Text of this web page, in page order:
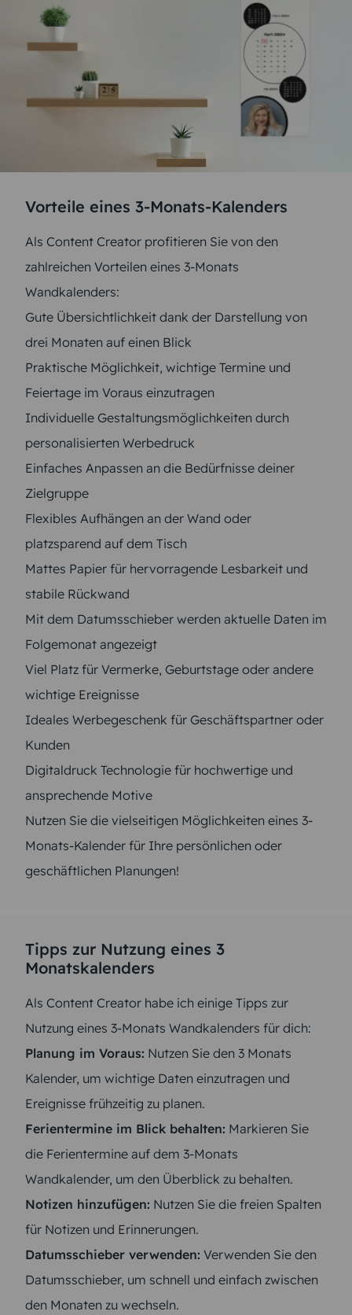
Vorteile eines 3-Monats-Kalenders
Als Content Creator profitieren Sie von den
zahlreichen Vorteilen eines 3-Monats
Wandkalenders:
Gute Übersichtlichkeit dank der Darstellung von
drei Monaten auf einen Blick
Praktische Möglichkeit, wichtige Termine und
Feiertage im Voraus einzutragen
Individuelle Gestaltungsmöglichkeiten durch
personalisierten Werbedruck
Einfaches Anpassen an die Bedürfnisse deiner
Zielgruppe
Flexibles Aufhängen an der Wand oder
platzsparend auf dem Tisch
Mattes Papier für hervorragende Lesbarkeit und
stabile Rückwand
Mit dem Datumsschieber werden aktuelle Daten im
Folgemonat angezeigt
Viel Platz für Vermerke, Geburtstage oder andere
wichtige Ereignisse
Ideales Werbegeschenk für Geschäftspartner oder
Kunden
Digitaldruck Technologie für hochwertige und
ansprechende Motive
Nutzen Sie die vielseitigen Möglichkeiten eines 3-
Monats-Kalender für Ihre persönlichen oder
geschäftlichen Planungen!
Tipps zur Nutzung eines 3
Monatskalenders
Als Content Creator habe ich einige Tipps zur
Nutzung eines 3-Monats Wandkalenders für dich:
Planung im Voraus: Nutzen Sie den 3 Monats
Kalender, um wichtige Daten einzutragen und
Ereignisse frühzeitig zu planen.
Ferientermine im Blick behalten: Markieren Sie
die Ferientermine auf dem 3-Monats
Wandkalender, um den Überblick zu behalten.
Notizen hinzufügen: Nutzen Sie die freien Spalten
für Notizen und Erinnerungen.
Datumsschieber verwenden: Verwenden Sie den
Datumsschieber, um schnell und einfach zwischen
den Monaten zu wechseln.